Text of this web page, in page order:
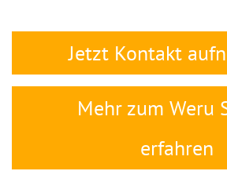
Jetzt Kontakt
Mehr zum Weru
erfahren